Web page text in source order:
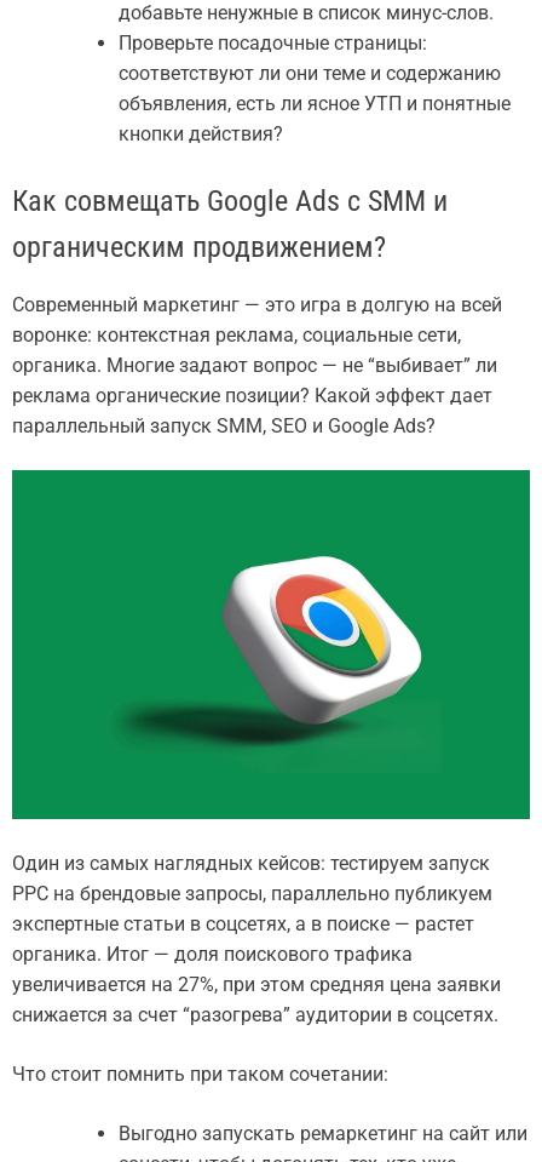
добавьте ненужные в список минус-слов.
Проверьте посадочные страницы:
соответствуют ли они теме и содержанию
объявления, есть ли ясное УТП и понятные
кнопки действия?
Как совмещать Google Ads с SMM и
органическим продвижением?
Современный маркетинг — это игра в долгую на всей
воронке: контекстная реклама, социальные сети,
органика. Многие задают вопрос — не “выбивает” ли
реклама органические позиции? Какой эффект дает
параллельный запуск SMM, SEO и Google Ads?
Один из самых наглядных кейсов: тестируем запуск
PPC на брендовые запросы, параллельно публикуем
экспертные статьи в соцсетях, а в поиске — растет
органика. Итог — доля поискового трафика
увеличивается на 27%, при этом средняя цена заявки
снижается за счет “разогрева” аудитории в соцсетях.
Что стоит помнить при таком сочетании:
Выгодно запускать ремаркетинг на сайт или